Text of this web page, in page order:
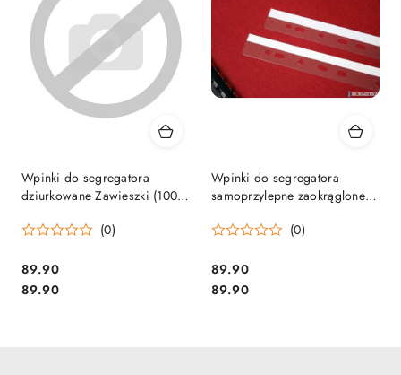
Wpinki do segregatora
dziurkowane Zawieszki (100)
(0)
Cena:
89.90
Cena:
89.90
Wpinki do segregatora
samoprzylepne zaokrąglone
(0)
Cena:
89.90
Cena:
89.90